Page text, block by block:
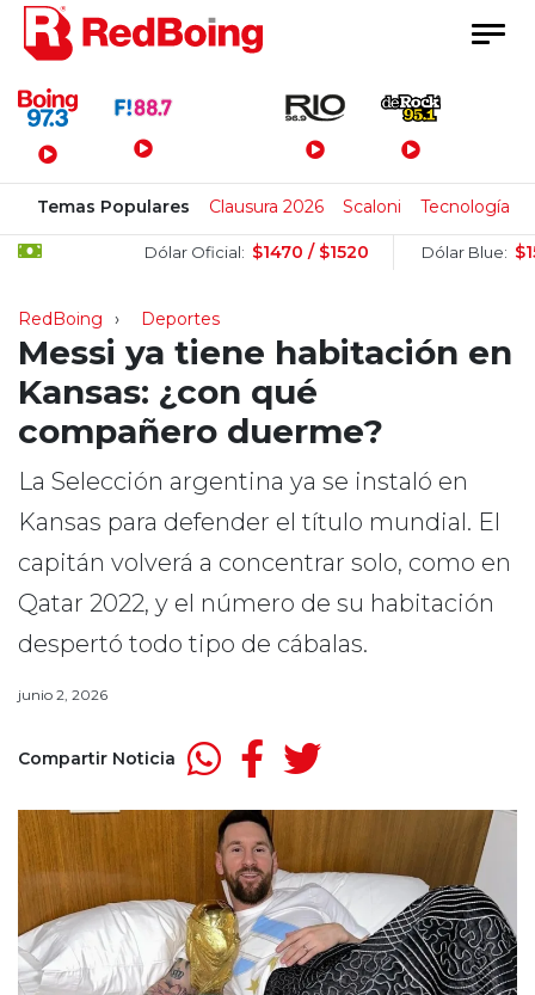
Menú Principal
Temas Populares Clausura 2026 Scaloni Tecnología
Dólar Oficial: $1470 / $1520 Dólar Blue: $1510 /
RedBoing Deportes
Messi ya tiene habitación en
Kansas: ¿con qué
compañero duerme?
La Selección argentina ya se instaló en
Kansas para defender el título mundial. El
capitán volverá a concentrar solo, como en
Qatar 2022, y el número de su habitación
despertó todo tipo de cábalas.
junio 2, 2026
Compartir Noticia